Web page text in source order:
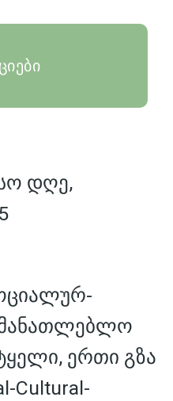
დღე,
ერთი გზა
Cultural-